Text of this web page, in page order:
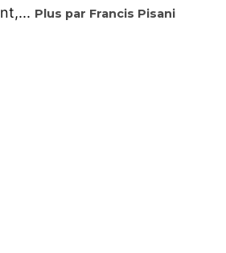
Plus par Francis Pisani